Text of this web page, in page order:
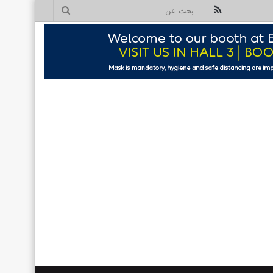
بحث
ملخص
الموقع
RSS